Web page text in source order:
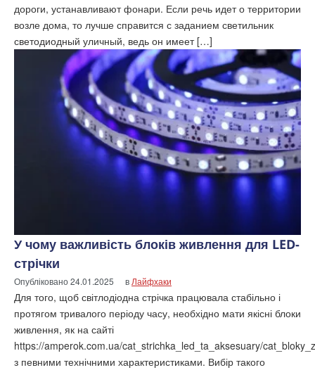
дороги, устанавливают фонари. Если речь идет о территории
возле дома, то лучше справится с заданием светильник
светодиодный уличный, ведь он имеет […]
У чому важливість блоків живлення для LED-
стрічки
Опубліковано24.01.2025 в Лайфхаки
Для того, щоб світлодіодна стрічка працювала стабільно і
протягом тривалого періоду часу, необхідно мати якісні блоки
живлення, як на сайті
https://amperok.com.ua/cat_strichka_led_ta_aksesuary/
з певними технічними характеристиками. Вибір такого